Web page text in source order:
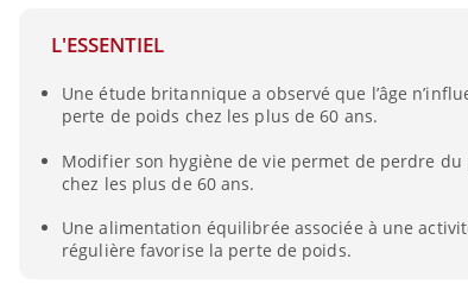
L'ESSENTIEL
Une étude britannique a observé que l’âge
perte de poids chez les plus de 60 ans.
Modifier son hygiène de vie permet de perdre du
chez les plus de 60 ans.
Une alimentation équilibrée associée à une
régulière favorise la perte de poids.
change dans la prise en
charge des femmes
La sieste empêche-t-elle